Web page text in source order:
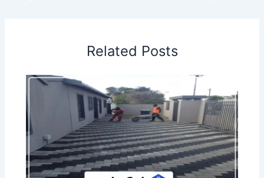
Related Posts